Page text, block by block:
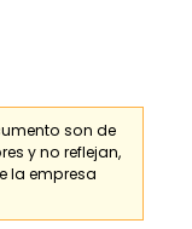
son de
y no reflejan,
la empresa